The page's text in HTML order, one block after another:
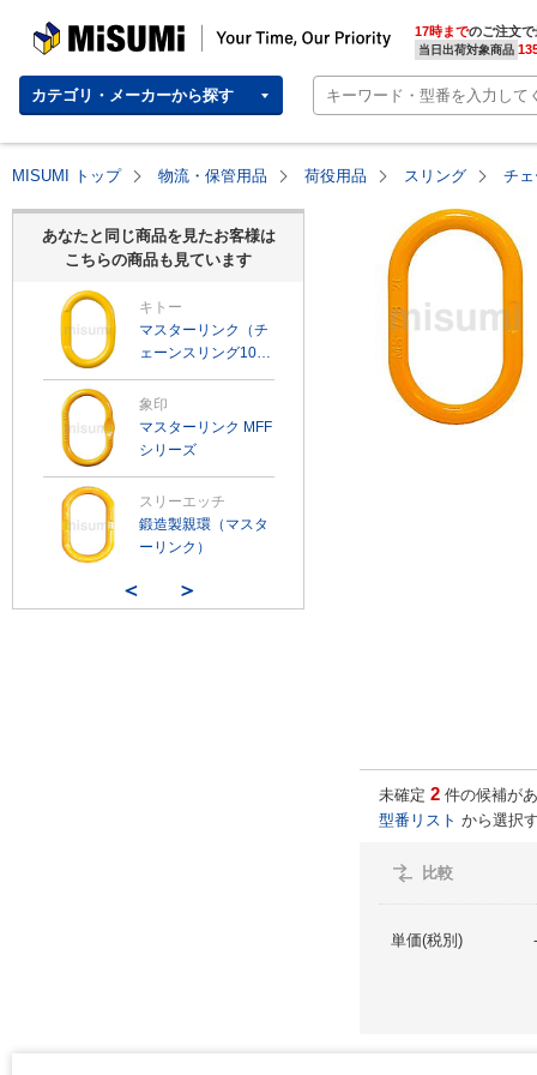
MISUMI | Your Time, Our Priority 17時までのご注文で
当日出荷対象商品
カテゴリ・メーカーから探す
MISUMI トップ 物流・保管用品 荷役用品 スリング チ
あなたと同じ商品を見たお客様は
こちらの商品も見ています
キトー
マスターリンク（チ
ェーンスリング100
用・アイタイプ）
象印
マスターリンク MFF
シリーズ
スリーエッチ
鍛造製親環（マスタ
ーリンク）
＜ ＞
未確定 2 件の候補が
型番リスト から選択
比較
単価(税別) -